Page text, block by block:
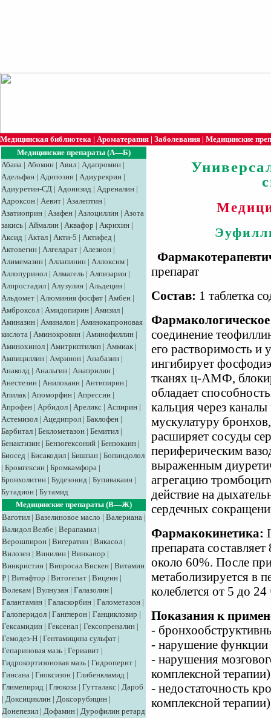
Медицинская библиотека | Ароматерапия | Заболевания | Медицинские
Медицинские препараты (А—Б)
Абана | Абомин | Авил | Адапромин |
Адельфан | Адипозин | Адиурекрин |
Адиуретин-СД | Адонизид | Адреналин |
Адроксон | Аевит | Азалептин |
Азатиоприн | Азафен | Азлоциллин | Азота
закись | Аймалин | Аквафор | Акрихин |
Аксид | Aктaл | Акти-5 | Актифед |
Актовегин | Алгелдрат | Алезион |
Алимемазин | Аллапинин | Аллоксим |
Аллопуринол | Алмагель | Алпизарин |
Алпростадил | Алузулин | Альдецин |
Альдомет | Алюминия фосфат | Амбен |
Амброксол | Амидопирин | Амизил |
Аминазин | Аминалон | Аминокапроновая
кислота | Аминокровин | Аминофиллин |
Аминохинол | Амитриптилин | Аммиак |
Ампициллин | Амринон | Анабазин |
Анаколд | Анальгин | Анаприлин |
Анестезин | Анилокаин | Антипирин |
Апилак | Апоморфин | Апрессин |
Апрофен | Арбидол | Ареликс | Аспирин |
Астемизол | Ацедипрол | Баклофен |
Барбитал | Беклометазон | Бемитил |
Бенактизин | Бензогексоний | Бензокаин |
Биосед | Бисакодил | Бишпан | Бопиндолол
| Бромгексин | Бромкамфора |
Бронхолитин | Будезонид | Бупивакаин |
Бутадион | Бутамид
Медицинские препараты (В—Ж)
Ваготил | Вазелиновое масло | Валериана |
Валидол Велбе | Верапамил |
Верошпирон | Вигератин | Викасол |
Вилозен | Винилин | Винканор |
Винкристин | Випросал Вискен | Витамин
Р | Витафтор | Витогепат | Вицеин |
Волекам | Вулнузан | Галазолин |
Галантамин | Галаскорбин | Галометазон |
Галоперидол | Ганглерон | Ганцикловир |
Гексамидин | Гексенал | Гексопреналин |
Гемодез-Н | Гентамицина сульфат |
Гепариновая мазь | Гериавит |
Гидрокортизоновая мазь | Гидроперит |
Гинсана | Гиоксизон | Глибенкламид |
Глимепирид | Глюкоза | Гутталакс | Дароб
| Доксициклин | Доксорубицин |
Донепезил | Дофамин | Дурофилин ретард
препарат
Состав: 1 таблетка
Фармакологическое
соединение
его растворимость и
ингибирует
тканях ц-АМФ,
обладает
кальция через
мускулатуру
расширяет сосуды
периферическим
выраженным
агрегацию
действие на
сердечных
Фармакокинетика:
препарата
около 60%. После
метаболизируется в
колеблется от 5 до 24
Показания к
-
- нарушение функции
- нарушения
комплексной
- недостаточность
комплексной